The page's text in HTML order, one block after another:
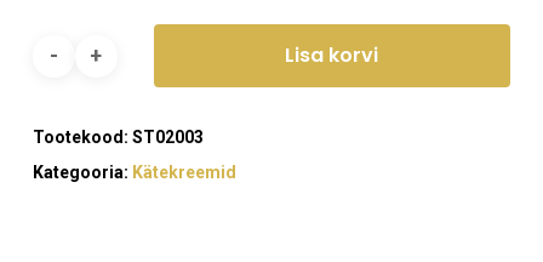
Lisa korvi
Tootekood: ST02003
Kategooria: Kätekreemid